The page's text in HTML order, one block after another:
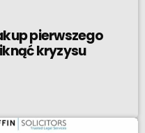
pierwszego
kryzysu